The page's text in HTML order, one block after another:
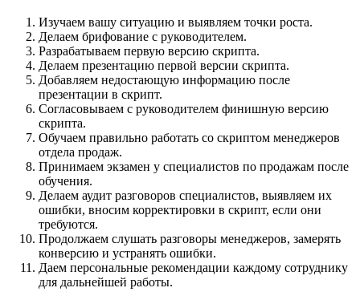
Изучаем вашу ситуацию и выявляем точки роста.
Делаем брифование с руководителем.
Разрабатываем первую версию скрипта.
Делаем презентацию первой версии скрипта.
Добавляем недостающую информацию после
презентации в скрипт.
Согласовываем с руководителем финишную версию
скрипта.
Обучаем правильно работать со скриптом менеджеров
отдела продаж.
Принимаем экзамен у специалистов по продажам после
обучения.
Делаем аудит разговоров специалистов, выявляем их
ошибки, вносим корректировки в скрипт, если они
требуются.
Продолжаем слушать разговоры менеджеров, замерять
конверсию и устранять ошибки.
Даем персональные рекомендации каждому сотруднику
для дальнейшей работы.